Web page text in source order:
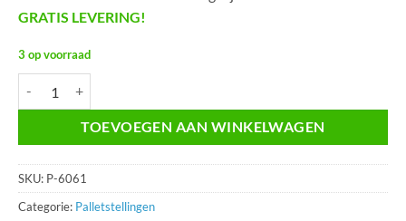
GRATIS LEVERING!
3 op voorraad
TOEVOEGEN AAN WINKELWAGEN
SKU: P-6061
Categorie: Palletstellingen